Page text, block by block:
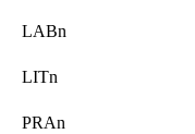
LABn
LITn
PRAn